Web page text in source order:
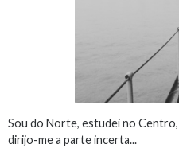
Sou do Norte, estudei no Centro,
dirijo-me a parte incerta...